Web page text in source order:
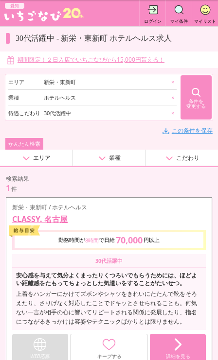
愛知
ログイン マイ条件 マイリスト
30代活躍中 - 新栄・東新町 ホテルヘルス求人
期間限定！２日入店でいちごなびから15,000円貰える！
エリア 新栄・東新町 ×
業種 ホテルヘルス ×
待遇こだわり 30代活躍中 ×
条件を
変更する
この条件を保存
かんたん検索
エリア 業種 こだわり
検索結果
1 件
新栄・東新町 / ホテルヘルス
CLASSY. 名古屋
勤務時間が8時間で日給70,000 円以上
30代活躍中
安心感を与えて気分よくまったりくつろいでもらうためには、ほどよ
い距離感をたもってちょっとした気遣いをすることがたいせつ。
上着をハンガーにかけてズボンやシャツをきれいにたたんで靴をそろ
えたり、さりげなく対応したことでドキッとさせられることも。何気
ない一言が相手の心に響いてリピートされる関係に発展したり、指名
につながるきっかけは容姿やテクニックばかりとは限りません。
WEB応募 キープする 詳細を見る